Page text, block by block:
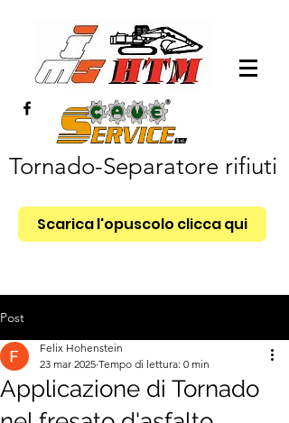
Tornado-Separatore rifiuti
Scarica l'opuscolo clicca qui
Post
Applicazione di Tornado
Felix Hohenstein
23 mar 2025 Tempo di lettura: 0 min